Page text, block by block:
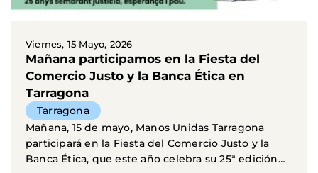
Viernes, 15 Mayo, 2026
Mañana participamos en la Fiesta del
Comercio Justo y la Banca Ética en
Tarragona
Tarragona
Mañana, 15 de mayo, Manos Unidas Tarragona
participará en la Fiesta del Comercio Justo y la
Banca Ética, que este año celebra su 25ª edición